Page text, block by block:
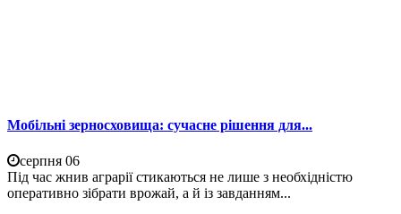
Мобільні зерносховища: сучасне рішення для...
серпня 06
Під час жнив аграрії стикаються не лише з необхідністю
оперативно зібрати врожай, а й із завданням...